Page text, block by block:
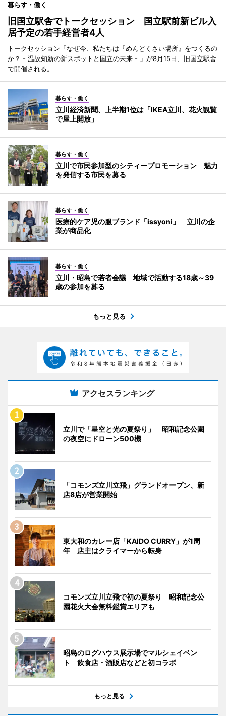
暮らす・働く
旧国立駅舎でトークセッション 国立駅前新ビル入
居予定の若手経営者4人
トークセッション「なぜ今、私たちは『めんどくさい場所』をつくるの
か？ - 温故知新の新スポットと国立の未来 - 」が8月15日、旧国立駅舎
で開催される。
暮らす・働く
立川経済新聞、上半期1位は「IKEA立川、花火観覧
で屋上開放」
暮らす・働く
立川で市民参加型のシティープロモーション 魅力
を発信する市民を募る
暮らす・働く
医療的ケア児の服ブランド「issyoni」 立川の企
業が商品化
暮らす・働く
立川・昭島で若者会議 地域で活動する18歳～39
歳の参加を募る
もっと見る
アクセスランキング
立川で「星空と光の夏祭り」 昭和記念公園
の夜空にドローン500機
「コモンズ立川立飛」グランドオープン、新
店8店が営業開始
東大和のカレー店「KAIDO CURRY」が1周
年 店主はクライマーから転身
コモンズ立川立飛で初の夏祭り 昭和記念公
園花火大会無料鑑賞エリアも
昭島のログハウス展示場でマルシェイベン
ト 飲食店・酒販店などと初コラボ
もっと見る